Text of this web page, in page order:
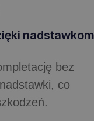
nadstawkom
bez
co